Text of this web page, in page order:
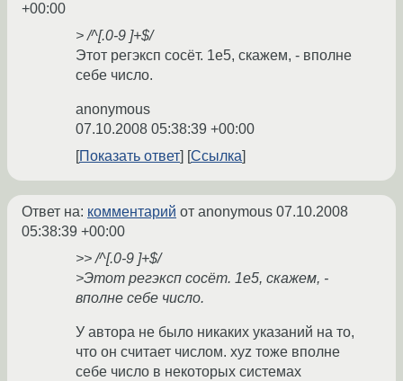
+00:00
> /^[.0-9 ]+$/
Этот регэксп сосёт. 1e5, скажем, - вполне
себе число.
anonymous
07.10.2008 05:38:39 +00:00
Показать ответ
Ссылка
Ответ на: комментарий от anonymous 07.10.2008
05:38:39 +00:00
>> /^[.0-9 ]+$/
>Этот регэксп сосёт. 1e5, скажем, -
вполне себе число.
У автора не было никаких указаний на то,
что он считает числом. xyz тоже вполне
себе число в некоторых системах